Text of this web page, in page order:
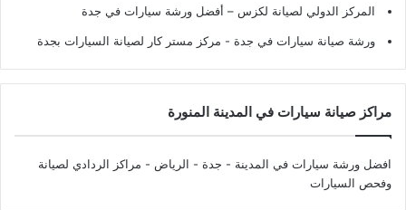
المركز الدولي لصيانة لكزس – أفضل ورشة سيارات في جدة
ورشة صيانة سيارات في جدة - مركز مستر كار لصيانة السيارات بجدة
مراكز صيانة سيارات في المدينة المنورة
افضل ورشة سيارات في المدينة - جدة - الرياض - مراكز الردادي لصيانة
وفحص السيارات